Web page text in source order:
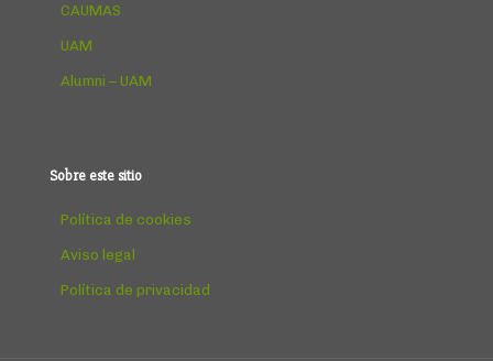
CAUMAS
UAM
Alumni – UAM
Sobre este sitio
Política de cookies
Aviso legal
Política de privacidad